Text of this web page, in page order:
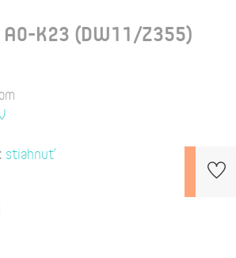
A0-K23 (DW11/Z355)
stiahnuť